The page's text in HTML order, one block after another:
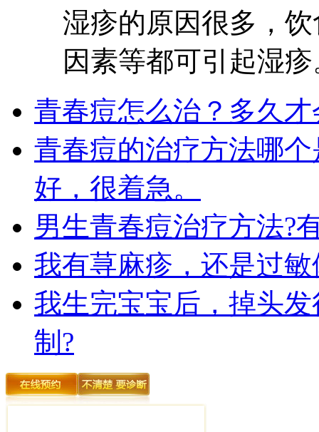
湿疹的原因很多，
因素等都可引起湿
青春痘怎么治？多久
青春痘的治疗方法哪
好，很着急。
男生青春痘治疗方法?
我有荨麻疹，还是过
我生完宝宝后，掉头
制?